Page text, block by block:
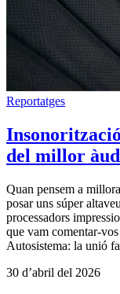
Reportatges
del millor
Quan pensem a
posar uns súper
processadors
que vam comentar-
Autosistema: la unió
30 d’abril del 2026